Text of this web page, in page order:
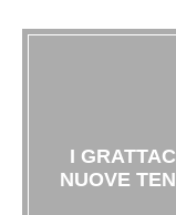
I
NUOVE